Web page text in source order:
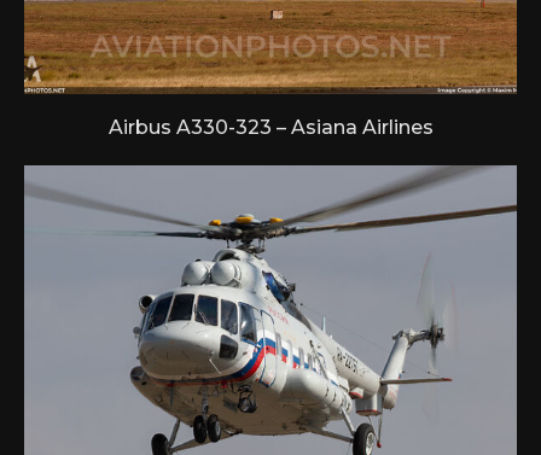
Airbus A330-323 – Asiana Airlines